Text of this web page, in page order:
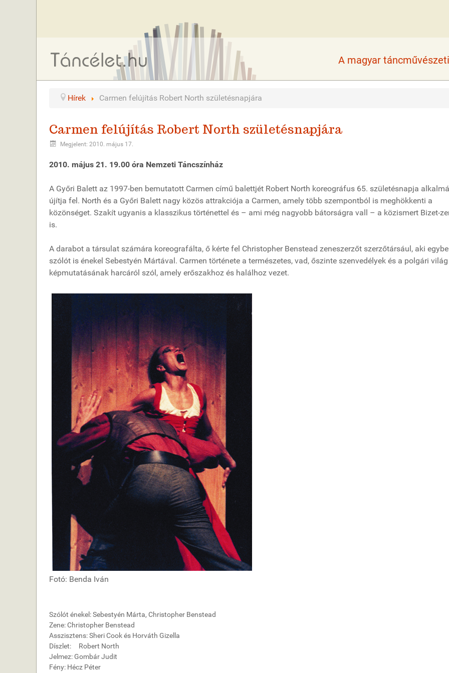
A magyar
Hírek Carmen felújítás Robert North születésnapjára
Carmen felújítás Robert North születésnapjára
Megjelent: 2010. május 17.
2010. május 21. 19.00 óra Nemzeti Táncszínház
A Győri Balett az 1997-ben bemutatott Carmen című balettjét Robert North koreográfus 65. születésnapja
újítja fel. North és a Győri Balett nagy közös attrakciója a Carmen, amely több szempontból is meghökkenti a
közönséget. Szakít ugyanis a klasszikus történettel és – ami még nagyobb bátorságra vall – a közismert Bizet-
is.
A darabot a társulat számára koreografálta, ő kérte fel Christopher Benstead zeneszerzőt szerzőtársául, aki
szólót is énekel Sebestyén Mártával. Carmen története a természetes, vad, őszinte szenvedélyek és a polgári világ
képmutatásának harcáról szól, amely erőszakhoz és halálhoz vezet.
Fotó: Benda Iván
Szólót énekel: Sebestyén Márta, Christopher Benstead
Zene: Christopher Benstead
Asszisztens: Sheri Cook és Horváth Gizella
Díszlet: Robert North
Jelmez: Gombár Judit
Fény: Hécz Péter